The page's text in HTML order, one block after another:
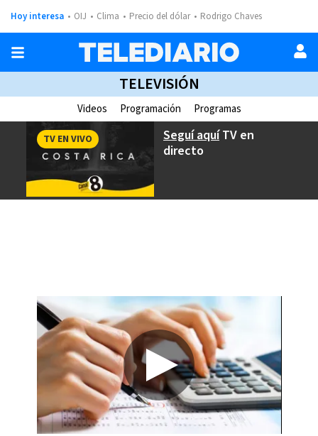
Hoy interesa OIJ Clima Precio del dólar Rodrigo Chaves
TELEVISIÓN
Videos Programación Programas
Seguí aquíTV en
directo
TV EN VIVO